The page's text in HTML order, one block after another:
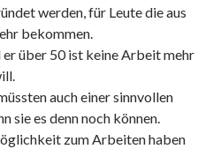
werden, für Leute die aus
bekommen.
er über 50 ist keine Arbeit mehr
auch einer sinnvollen
sie es denn noch können.
zum Arbeiten haben